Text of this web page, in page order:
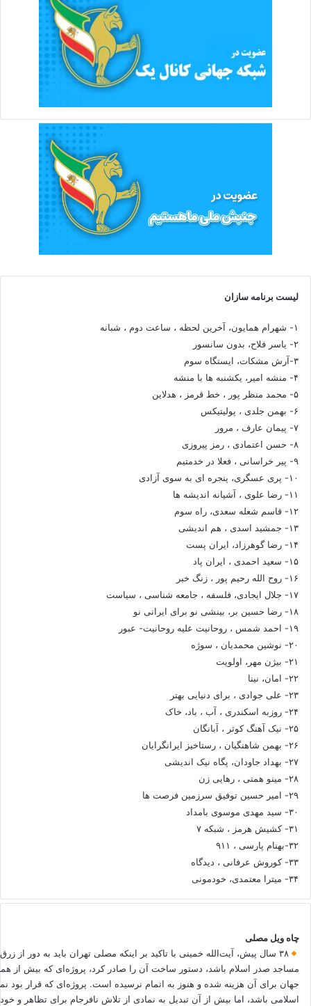
لیست برنامه سازان
۱- شهرام همایون، آخرین لحظه ، ساعت دوم ، شبانه
۲- یاسر فلاح، بدون سانسور
۳-آرش مشکات، ایستگاه سوم
۴- منشه امیر، یکشنبه ها با منشه
۵- محمد منظر پور ، خط قرمز ، هدلاین
۶- بهمن جلدی ، پولیتیکس
۷- پیمان عارف ، مرور
۸- حسن اعتمادی ، رمز پیروزی
۹- پیر خراسانی ، فعلا در خدمتیم
۱۰- پری عسگری، پنجره ای به سوی آزادی
۱۱- رضا علوی ، آشیانه اندیشه ها
۱۲- قاسم شعله سعدی، راه سوم
۱۳- جمشید اسدی ، هم اندیشی
۱۴- رضا گوهرزاد، ایران پست
۱۵- سعید احمدی ، ایران پاد
۱۶- روح الله رحیم پور ، زنگ خبر
۱۷- جلال ایجادی، فلسفه ، جامعه شناسی ، سیاست
۱۸- رضا حسین بر، بینشی نو برای ایرانی نو
۱۹- احمد شمس ، روحانیت علیه روحانیت- عبور
۲۰- نوشین محمدیان ، سوژه
۲۱- بیژن مهر، اولویت
۲۲- امان، نینا
۲۳- علی جوادی ، برای دنیایی بهتر
۲۴- روزبه اسکندری ، آب ، باد، خاک
۲۵- نیک آهنگ کوثر ، آبانگان
۲۶- بهمن شاهنگیان ، رستاخیز ایرانگرایان
۲۷- بهداد جاودان، پگاه نیک اندیشی
۲۸- مینو همتی ، رهایی زن
۲۹- امیر حسین توفیق سرزمین فرصت ها
۳۰- سید مهدی موسوی بامداد
۳۱- کشیش هرمز ، شبکه ۷
۳۲-بهنام پارسی ، ۹۱۱
۳۳- کوروش عرفانی ، دیدگاه
۳۴- میترا معتمدی، خودمونی
چاه ویل مصلی
۳۸ سال پیش، آیت‌الله خمینی با تاکید بر اینکه مصلی تهران باید به دور از
مساجد صدر اسلام باشد، دستور ساخت آن را صادر کرد، پروژه‌ای که بیش از
جهان برای آن هزینه شده و هنوز به اتمام نرسیده است. پروژه‌ای که قرار بود
اسلامی باشد، اما بیش از آن تبدیل به نمادی از تلاش نافرجام برای تظاهر و